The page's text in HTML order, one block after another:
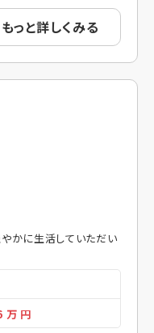
もっと詳しくみる
かに生活していただい
万 円